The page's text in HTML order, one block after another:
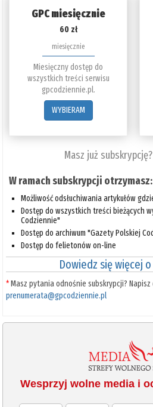
GPC miesięcznie
60 zł
miesięcznie
Miesięczny dostęp do
wszystkich treści serwisu
gpcodziennie.pl.
WYBIERAM
Masz już subskrypcję?
W ramach subskrypcji otrzymasz:
Możliwość odsłuchiwania artykułów
Dostęp do wszystkich treści bieżących
Codziennie"
Dostęp do archiwum "Gazety Polskiej
Dostęp do felietonów on-line
Dowiedz się więcej
*Masz pytania odnośnie subskrypcji? Napisz
prenumerata@gpcodziennie.pl
Wesprzyj wolne media i